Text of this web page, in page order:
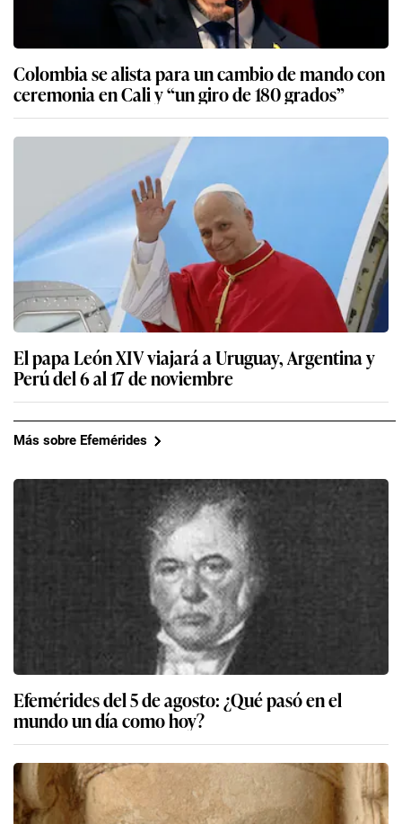
Colombia se alista para un cambio de mando con
ceremonia en Cali y “un giro de 180 grados”
El papa León XIV viajará a Uruguay, Argentina y
Perú del 6 al 17 de noviembre
Más sobre Efemérides
Efemérides del 5 de agosto: ¿Qué pasó en el
mundo un día como hoy?